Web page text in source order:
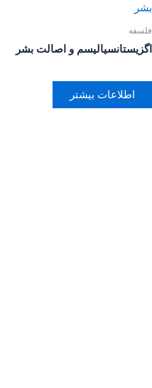
فلسفه
اگزیستانسیالیسم و اصالت بشر
اطلاعات بیشتر